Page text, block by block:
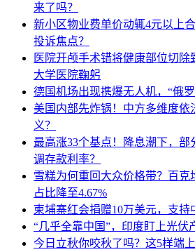
来了吗？
新小区物业费单价动辄4元以上
投诉焦点？
医院开颅手术错将健康部位切
大学医院鞠躬
德国机场出现携爆无人机，“俄罗
美国内部先炸锅！中方多维度依
义？
最高涨33个基点！降息潮下，部
调存款利率？
雪糕为何重回大众价格带？百克
占比降至4.67%
柬埔寨红会捐赠10万美元，支持
“几乎全靠中国”，印度盯上光伏
今日立秋你咬秋了吗？这5样端